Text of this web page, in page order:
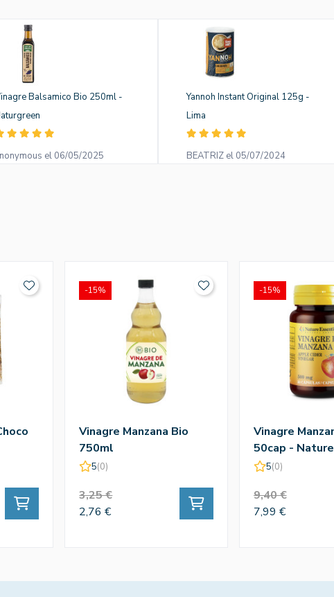
Balsamico Bio 250ml -
el 06/05/2025
Yannoh Instant Original 125g -
Lima
BEATRIZ el 05/07/2024
Vinagre Manzana Bio
750ml
5(0)
3,25 €
2,76 €
-15%
Vinagre
50cap -
5(0)
9,40 €
7,99 €
-15%